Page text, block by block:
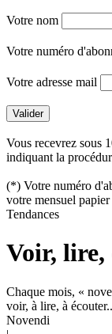
Votre nom
Votre numéro
Votre adresse mail
Vous recevrez sous
indiquant la
(*) Votre numéro
votre mensuel papier
Tendances
Voir, lire,
Chaque mois, «
voir, à lire, à
Novendi